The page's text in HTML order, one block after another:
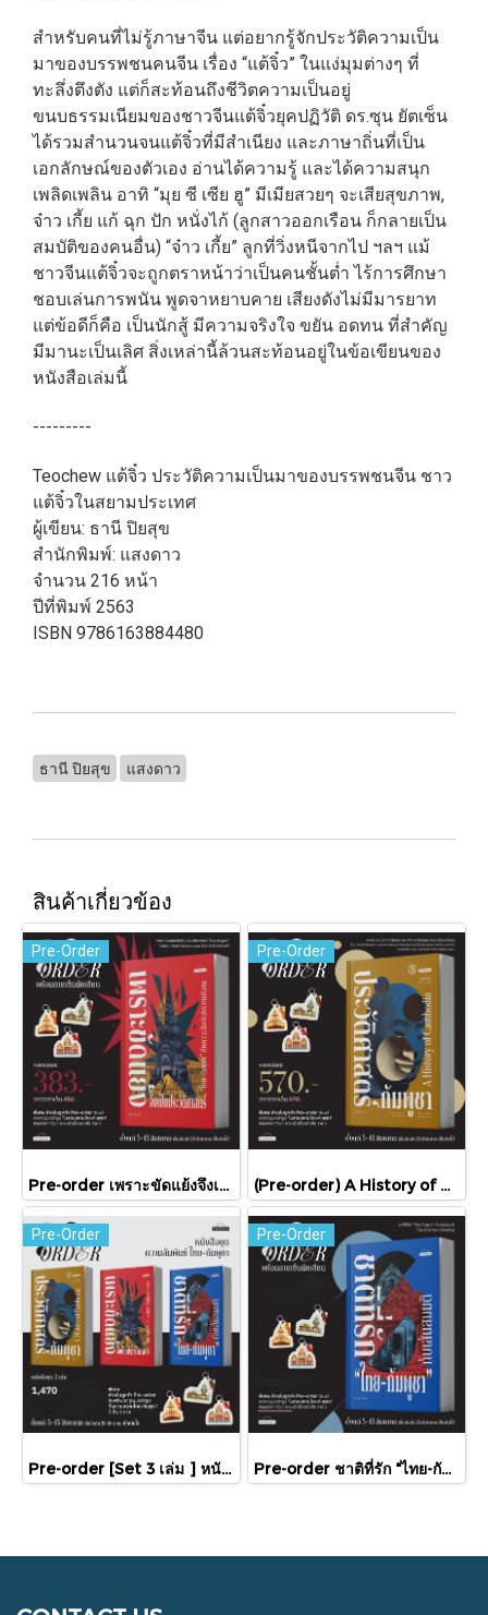
สำหรับคนที่ไม่รู้ภาษาจีน แต่อยากรู้จักประวัติความเป็น
มาของบรรพชนคนจีน เรื่อง “แต้จิ๋ว” ในแง่มุมต่างๆ ที่
ทะลึ่งตึงตัง แต่ก็สะท้อนถึงชีวิตความเป็นอยู่
ขนบธรรมเนียมของชาวจีนแต้จิ๋วยุคปฏิวัติ ดร.ซุน ยัตเซ็น
ได้รวมสำนวนจนแต้จิ๋วที่มีสำเนียง และภาษาถิ่นที่เป็น
เอกลักษณ์ของตัวเอง อ่านได้ความรู้ และได้ความสนุก
เพลิดเพลิน อาทิ “มุย ซี เซีย ฮู” มีเมียสวยๆ จะเสียสุขภาพ,
จ๋าว เกี้ย แก้ ฉุก ปัก หนั่งไก้ (ลูกสาวออกเรือน ก็กลายเป็น
สมบัติของคนอื่น) “จ๋าว เกี้ย” ลูกที่วิ่งหนีจากไป ฯลฯ แม้
ชาวจีนแต้จิ๋วจะถูกตราหน้าว่าเป็นคนชั้นต่ำ ไร้การศึกษา
ชอบเล่นการพนัน พูดจาหยาบคาย เสียงดังไม่มีมารยาท
แต่ข้อดีก็คือ เป็นนักสู้ มีความจริงใจ ขยัน อดทน ที่สำคัญ
มีมานะเป็นเลิศ สิ่งเหล่านี้ล้วนสะท้อนอยู่ในข้อเขียนของ
หนังสือเล่มนี้
---------
Teochew แต้จิ๋ว ประวัติความเป็นมาของบรรพชนจีน ชาว
แต้จิ๋วในสยามประเทศ
ผู้เขียน: ธานี ปิยสุข
สำนักพิมพ์: แสงดาว
จำนวน 216 หน้า
ปีที่พิมพ์ 2563
ISBN 9786163884480
ธานี ปิยสุข แสงดาว
สินค้าเกี่ยวข้อง
Pre-Order
Pre-order เพราะขัดแย้งจึงเป็นประวัติศาสตร์ "ไทย-กัมพูชา" กับความสัมพันธ์หวานปนขม / มติชน
Pre-Order
(Pre-order) A History of Cambodia ประวัติศาสตร์กัมพูชา (ฉบับปรับปรุงใหม่) / David Chandler / มติชน
Pre-Order
Pre-order [Set 3 เล่ม ] หนังสือชุดความสัมพันธ์ "ไทย-กัมพูชา" / มติชน
Pre-Order
Pre-order ชาติที่รัก "ไทย-กัมพูชา" กับเส้นสมมติ / พวงทอง ภวัครพันธุ์ / มติชน